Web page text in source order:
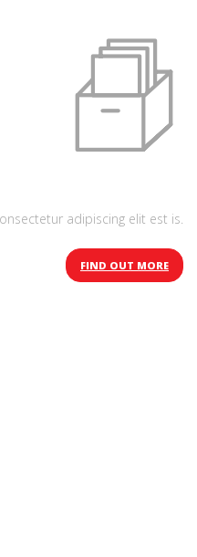
adipiscing elit est is.
FIND OUT MORE